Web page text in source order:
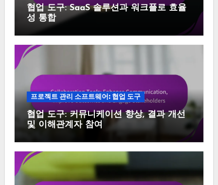
협업 도구: SaaS 솔루션과 워크플로 효율
성 통합
프로젝트 관리 소프트웨어: 협업 도구
협업 도구: 커뮤니케이션 향상, 결과 개선
및 이해관계자 참여